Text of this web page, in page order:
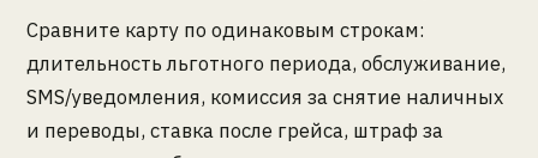
Сравните карту по одинаковым строкам:
длительность льготного периода, обслуживание,
SMS/уведомления, комиссия за снятие наличных
и переводы, ставка после грейса, штраф за